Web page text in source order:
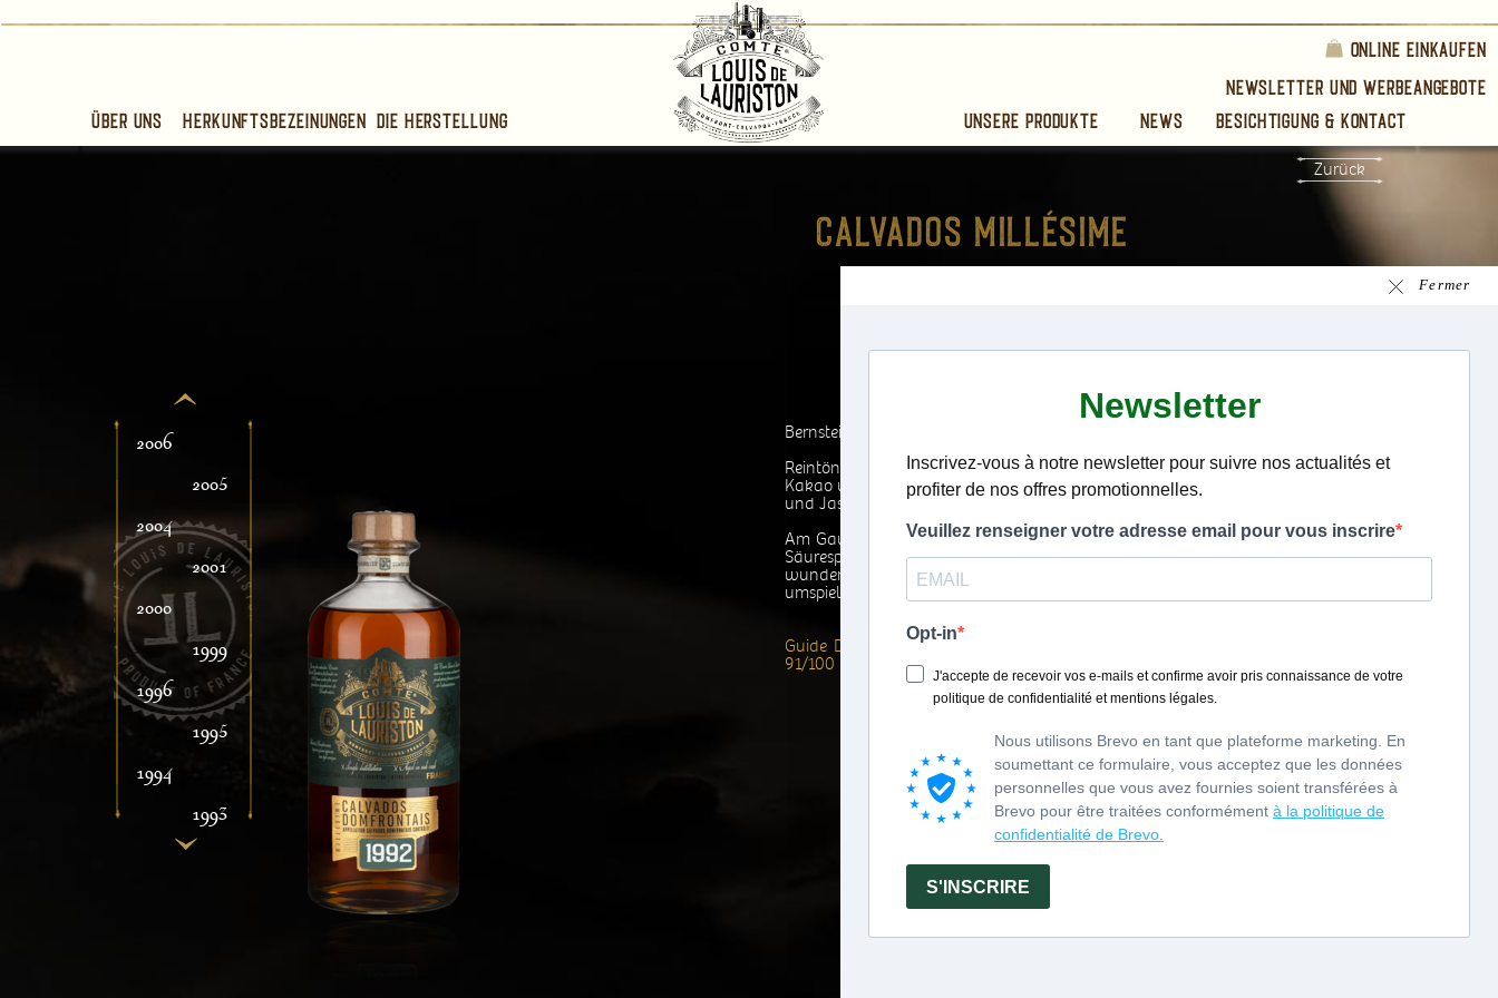
Online einkaufen
Newsletter und Werbeangebote
Fermer
Über uns Herkunftsbezeinungen Die Herstellung Unsere produkte News Besichtigung & Kontact
Zurück
2006
2005
2004
2001
2000
1999
1996
1995
1994
1993
Bernsteinfarben.
Reintöniger Duft aus fein kombinierten Noten von
Kakao und Birne, nach und nach begleitet von Tee
und Jasmin.
Am Gaumen gefällt dieser Jahrgang mit schönem
Säurespiel und Typizität, mit Eleganz und
wunderbarer Länge. Blumige und würzige Aromen
umspielen seinen vollen Birnengeschmack.
Guide Des Vins Gilbert & Gaillard - Edition 2013 :
91/100